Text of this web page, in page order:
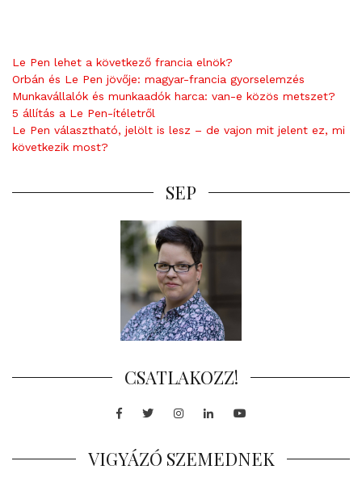
Le Pen lehet a következő francia elnök?
Orbán és Le Pen jövője: magyar-francia gyorselemzés
Munkavállalók és munkaadók harca: van-e közös metszet?
5 állítás a Le Pen-ítéletről
Le Pen választható, jelölt is lesz – de vajon mit jelent ez, mi
következik most?
SEP
CSATLAKOZZ!
Facebook
TwitterInstagram
LinkedInYoutube
VIGYÁZÓ SZEMEDNEK